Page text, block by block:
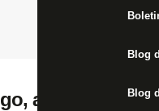
Blog
Blog
admite